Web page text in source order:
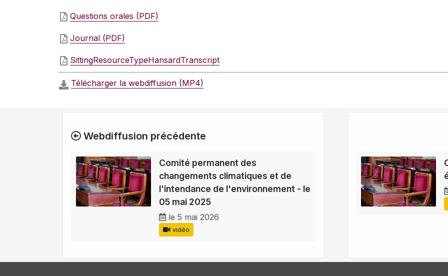
Questions orales (PDF)
Journal (PDF)
SittingResourceTypeHansardTranscript
Télécharger la webdiffusion (MP4)
Webdiffusion précédente
Comité permanent des
changements climatiques et de
l'intendance de l'environnement - le
05 mai 2025
le 5 mai 2026
vidéo